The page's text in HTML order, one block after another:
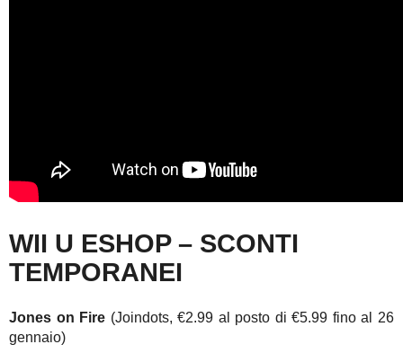
WII U ESHOP – SCONTI
TEMPORANEI
Jones on Fire (Joindots, €2.99 al posto di €5.99 fino al 26
gennaio)